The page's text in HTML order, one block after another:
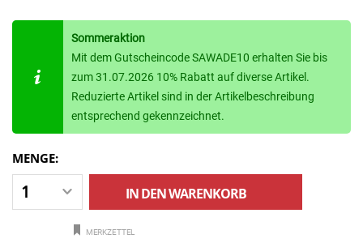
Sommeraktion
Mit dem Gutscheincode SAWADE10 erhalten Sie bis
zum 31.07.2026 10% Rabatt auf diverse Artikel.
Reduzierte Artikel sind in der Artikelbeschreibung
entsprechend gekennzeichnet.
MENGE:
IN DENWARENKORB
MERKZETTEL